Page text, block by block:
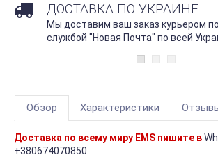
ДОСТАВКА ПО УКРАИНЕ
Мы доставим ваш заказ курьером
службой "Новая Почта" по всей
Обзор Характеристики
Доставка по всему миру EMS пишите в
+380674070850